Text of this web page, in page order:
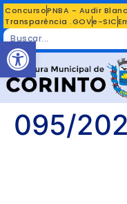
ConcursoPNBA - Audir
Transparência .GOVe-SIC
095/
Abrir a barra de